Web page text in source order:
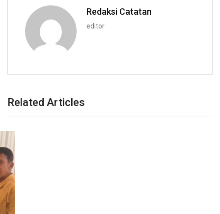
Redaksi Catatan
editor
Related Articles